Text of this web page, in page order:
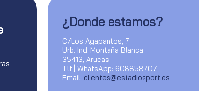
¿Donde estamos?
C/Los Agapantos, 7
Urb. Ind. Montaña Blanca
35413, Arucas
Tlf | WhatsApp: 608858707
Email: clientes@estadiosport.es